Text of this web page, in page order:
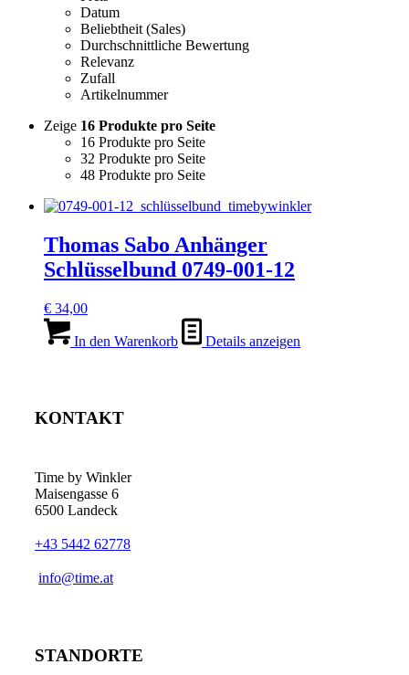
Datum
Beliebtheit (Sales)
Durchschnittliche Bewertung
Relevanz
Zufall
Artikelnummer
Zeige 16 Produkte pro Seite
16 Produkte pro Seite
32 Produkte pro Seite
48 Produkte pro Seite
Thomas Sabo Anhänger
Schlüsselbund 0749-001-12
€ 34,00
In den Warenkorb Details anzeigen
KONTAKT
Time by Winkler
Maisengasse 6
6500 Landeck
+43 5442 62778
­info@time.at
STANDORTE